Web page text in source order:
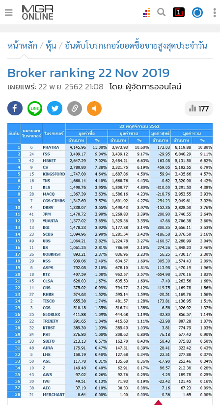
ทันเหตุการณ์
• ภาคใต้
• ภูมิภาค
• บันเทิง
• ผู้จัดการรายวัน
• คอลัมนิสต์
• ละคร
• CbizReview
• Cyber BIZ
• ผู้จัดกวน
• Good health & Well-being
• Green Innovation & SD
• Management & HR
• MGR Live
• Infographic
• การเมือง
• ท่องเที่ยว
• กีฬา
• ต่างประเทศ
• Special Scoop
• เศรษฐกิจ-ธุรกิจ
• จีน
หน้าหลัก หุ้น อันดับโบรกเกอร์ยอดซื้อขายสูงสุดประจำวัน
Broker ranking 22 Nov 2019
เผยแพร่: 22 พ.ย. 2562 21:08 โดย: ผู้จัดการออนไลน์
177